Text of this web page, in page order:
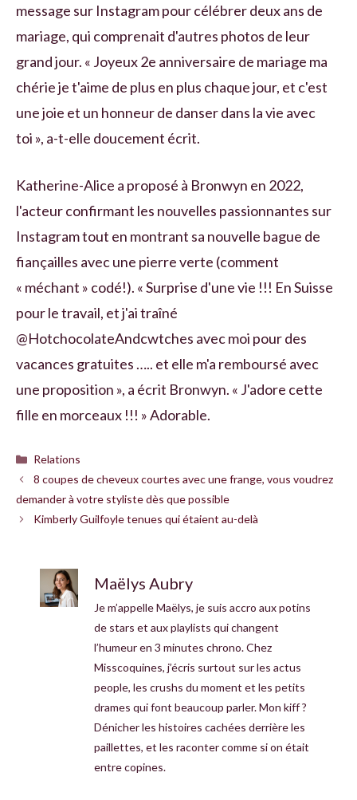
message sur Instagram pour célébrer deux ans de
mariage, qui comprenait d'autres photos de leur
grand jour. « Joyeux 2e anniversaire de mariage ma
chérie je t'aime de plus en plus chaque jour, et c'est
une joie et un honneur de danser dans la vie avec
toi », a-t-elle doucement écrit.
Katherine-Alice a proposé à Bronwyn en 2022,
l'acteur confirmant les nouvelles passionnantes sur
Instagram tout en montrant sa nouvelle bague de
fiançailles avec une pierre verte (comment
« méchant » codé!). « Surprise d'une vie !!! En Suisse
pour le travail, et j'ai traîné
@HotchocolateAndcwtches avec moi pour des
vacances gratuites ….. et elle m'a remboursé avec
une proposition », a écrit Bronwyn. « J'adore cette
fille en morceaux !!! » Adorable.
Catégories
Relations
8 coupes de cheveux courtes avec une frange, vous voudrez
demander à votre styliste dès que possible
Kimberly Guilfoyle tenues qui étaient au-delà
Maëlys Aubry
Je m’appelle Maëlys, je suis accro aux potins
de stars et aux playlists qui changent
l’humeur en 3 minutes chrono. Chez
Misscoquines, j’écris surtout sur les actus
people, les crushs du moment et les petits
drames qui font beaucoup parler. Mon kiff ?
Dénicher les histoires cachées derrière les
paillettes, et les raconter comme si on était
entre copines.